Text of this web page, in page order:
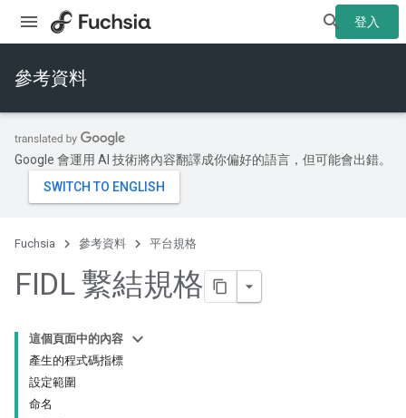
登入
參考資料
Google 會運用 AI 技術將內容翻譯成你偏好的語言，但可能會出錯。
Fuchsia 參考資料 平台規格
FIDL 繫結規格
這個頁面中的內容
產生的程式碼指標
設定範圍
命名